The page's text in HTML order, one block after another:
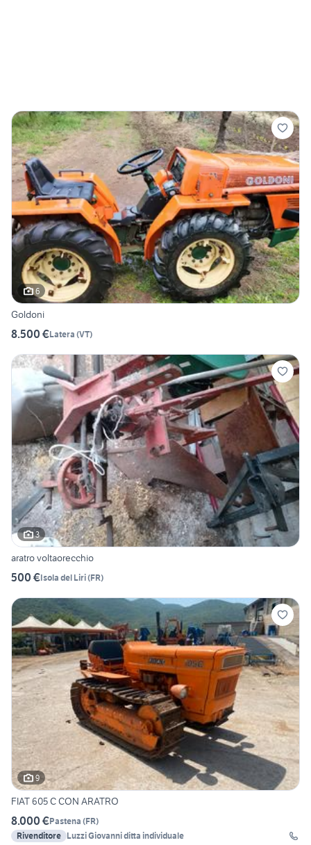
6
Goldoni
8.500 €Latera (VT)
3
aratro voltaorecchio
500 €Isola del Liri(FR)
9
FIAT 605 C CON ARATRO
8.000 €Pastena (FR)
Rivenditore Luzzi Giovanni ditta individuale